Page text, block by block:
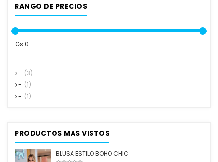
RANGO DE PRECIOS
Gs.0 -
- (3)
- (1)
- (1)
PRODUCTOS MAS VISTOS
BLUSA ESTILO BOHO CHIC